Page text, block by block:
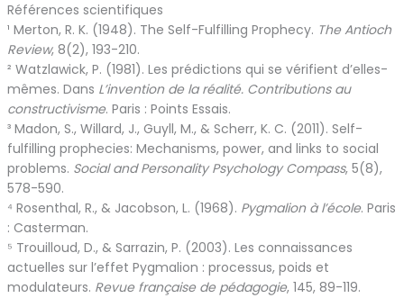
Références scientifiques
¹ Merton, R. K. (1948). The Self-Fulfilling Prophecy. The Antioch
Review, 8(2), 193-210.
² Watzlawick, P. (1981). Les prédictions qui se vérifient d’elles-
mêmes. Dans L’invention de la réalité. Contributions au
constructivisme. Paris : Points Essais.
³ Madon, S., Willard, J., Guyll, M., & Scherr, K. C. (2011). Self-
fulfilling prophecies: Mechanisms, power, and links to social
problems. Social and Personality Psychology Compass, 5(8),
578-590.
⁴ Rosenthal, R., & Jacobson, L. (1968). Pygmalion à l’école. Paris
: Casterman.
⁵ Trouilloud, D., & Sarrazin, P. (2003). Les connaissances
actuelles sur l’effet Pygmalion : processus, poids et
modulateurs. Revue française de pédagogie, 145, 89-119.